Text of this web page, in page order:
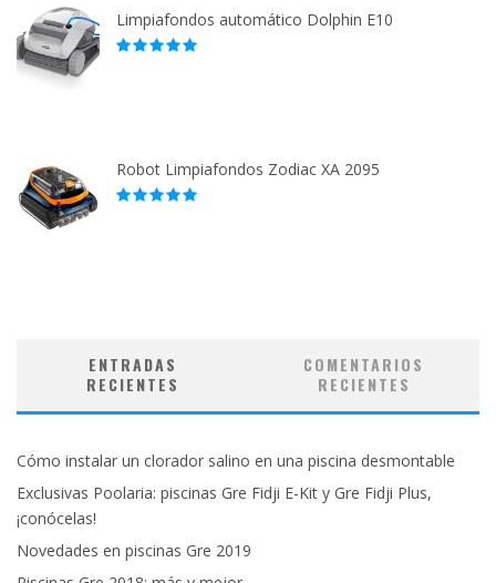
Limpiafondos automático Dolphin E10
Robot Limpiafondos Zodiac XA 2095
ENTRADAS
RECIENTES
COMENTARIOS
RECIENTES
Cómo instalar un clorador salino en una piscina desmontable
Exclusivas Poolaria: piscinas Gre Fidji E-Kit y Gre Fidji Plus,
¡conócelas!
Novedades en piscinas Gre 2019